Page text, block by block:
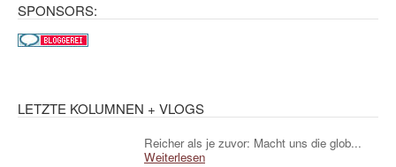
SPONSORS:
LETZTE KOLUMNEN + VLOGS
Reicher als je zuvor: Macht uns die glob...
Weiterlesen